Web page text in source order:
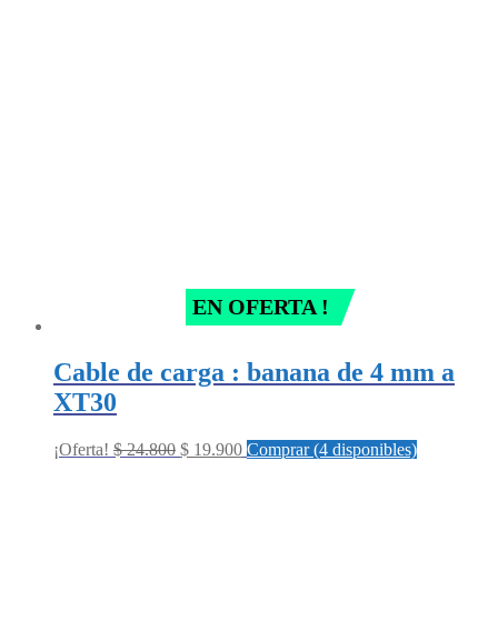
EN OFERTA !
Cable de carga : banana de 4 mm a
XT30
¡Oferta! $24.800 Original
$ 19.900Current
Comprar (4 disponibles)